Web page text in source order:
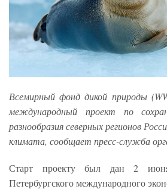
Всемирный фонд дикой природы
международный проект по
разнообразия северных регионов
климата, сообщает пресс-служба
Старт проекту был дан 2
Петербургского международного